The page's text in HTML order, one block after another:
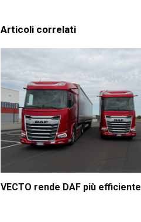
Articoli correlati
VECTO rende DAF più efficiente